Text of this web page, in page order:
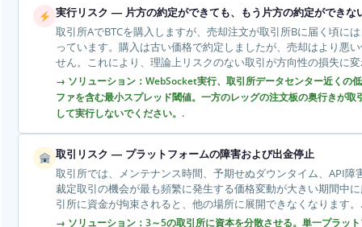
実行リスク — 片方の約定ができても、もう片方の約定ができな
取引所AでBTCを購入しますが、売却注文が取引所Bに届く頃に
っています。購入は古い価格で約定しましたが、売却はより悪
せん。これにより、理論上リスクのない取引が方向性の損失に
→ ソリューション：WebSocket実行、取引所データセンター近くの
ファを含む最小スプレッド閾値。一方のレッグの注文板の奥行きが
して実行しないでください。.
取引リスク — プラットフォームの障害および出金停止
取引所では、メンテナンス時間、予期せぬダウンタイム、API障
裁定取引の機会が最も頻繁に発生する価格変動が大きい期間中
引所に資金が拘束されると、他の場所に展開できなくなります。.
→ ソリューション：3～5の取引所に資本を分散させる。単一プラッ